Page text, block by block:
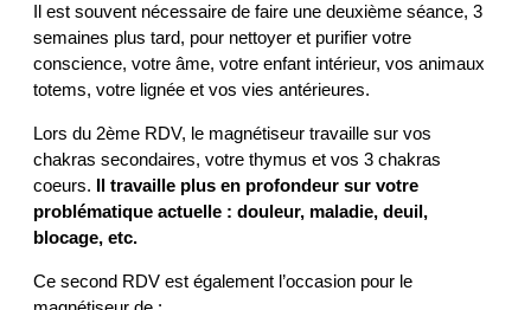
Il est souvent nécessaire de faire une deuxième séance, 3
semaines plus tard, pour nettoyer et purifier votre
conscience, votre âme, votre enfant intérieur, vos animaux
totems, votre lignée et vos vies antérieures.
Lors du 2ème RDV, le magnétiseur travaille sur vos
chakras secondaires, votre thymus et vos 3 chakras
coeurs. Il travaille plus en profondeur sur votre
problématique actuelle : douleur, maladie, deuil,
blocage, etc.
Ce second RDV est également l’occasion pour le